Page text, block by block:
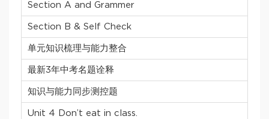
Section A and Grammer
Section B & Self Check
单元知识梳理与能力整合
最新3年中考名题诠释
知识与能力同步测控题
Unit 4 Don’t eat in class.